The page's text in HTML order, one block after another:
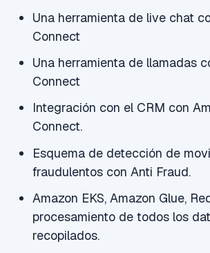
Una herramienta de live chat
Connect
Una herramienta de llamadas
Connect
Integración con el CRM con
Connect.
Esquema de detección de
fraudulentos con Anti Fraud.
Amazon EKS, Amazon Glue,
procesamiento de todos los
recopilados.